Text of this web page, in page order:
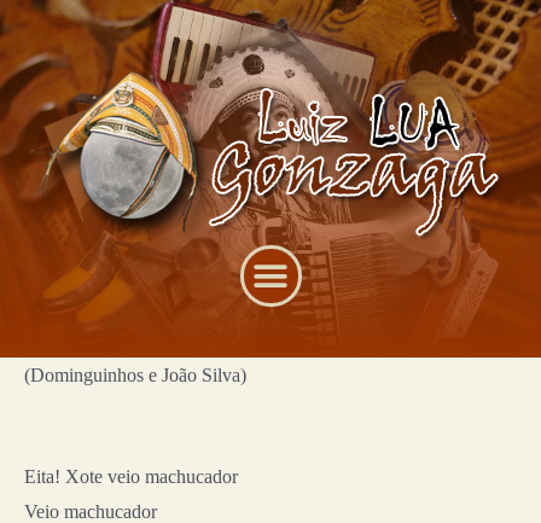
(Dominguinhos e João Silva)
Eita! Xote veio machucador
Veio machucador